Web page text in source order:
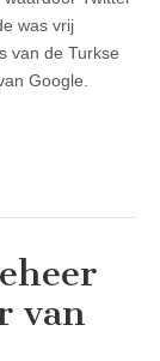
was vrij
van de Turkse
Google.
van